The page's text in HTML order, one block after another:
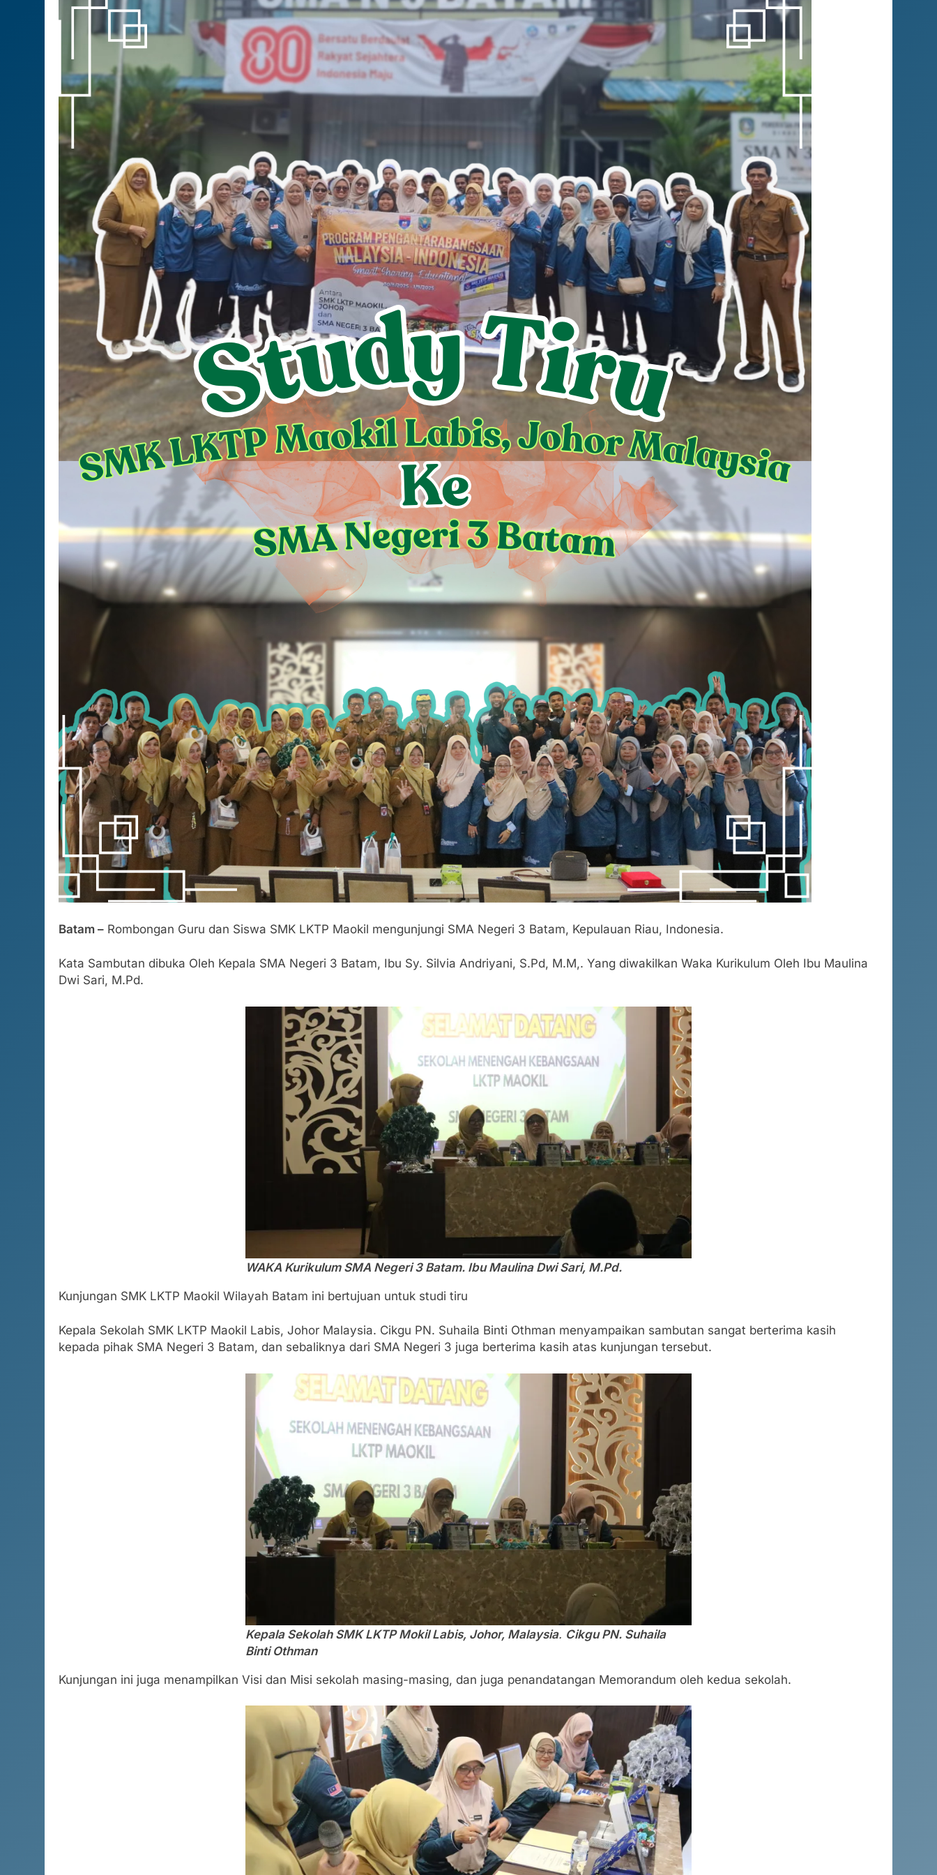
Batam – Rombongan Guru dan Siswa SMK LKTP Maokil mengunjungi SMA Negeri 3 Batam, Kepulauan Riau, Indonesia.
Kata Sambutan dibuka Oleh Kepala SMA Negeri 3 Batam, Ibu Sy. Silvia Andriyani, S.Pd, M.M,. Yang diwakilkan Waka Kurikulum Oleh Ibu Maulina
Dwi Sari, M.Pd.
WAKA Kurikulum SMA Negeri 3 Batam. Ibu Maulina Dwi Sari, M.Pd.
Kunjungan SMK LKTP Maokil Wilayah Batam ini bertujuan untuk studi tiru
Kepala Sekolah SMK LKTP Maokil Labis, Johor Malaysia. Cikgu PN. Suhaila Binti Othman menyampaikan sambutan sangat berterima kasih
kepada pihak SMA Negeri 3 Batam, dan sebaliknya dari SMA Negeri 3 juga berterima kasih atas kunjungan tersebut.
Kepala Sekolah SMK LKTP Mokil Labis, Johor, Malaysia. Cikgu PN. Suhaila
Binti Othman
Kunjungan ini juga menampilkan Visi dan Misi sekolah masing-masing, dan juga penandatangan Memorandum oleh kedua sekolah.